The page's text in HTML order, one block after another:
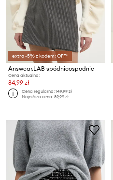
extra -5% z kodem: OFF*
Answear.LAB spódnicospodnie
Cena aktualna:
84,99 zł
Cena regularna:149,99 zł
Najniższa cena:89,99 zł